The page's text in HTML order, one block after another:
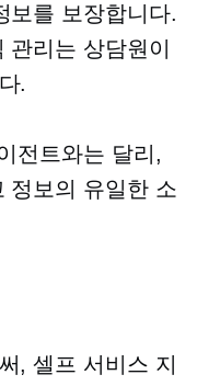
보를 보장합니다.
리는 상담원이
.
전트와는 달리,
정보의 유일한 소
써,셀프 서비스 지